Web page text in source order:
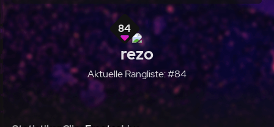
84
rezo
Aktuelle Rangliste: #84